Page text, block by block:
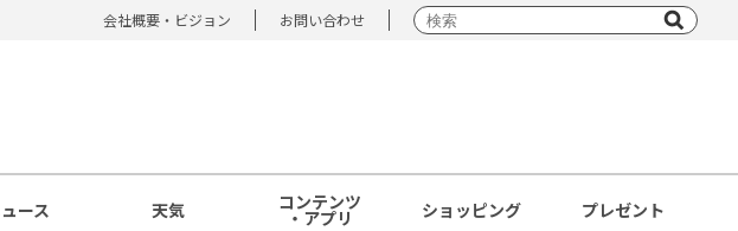
会社概要・ビジョン お問い合わせ
ース 天気 コンテンツ
・アプリ ショッピング プレゼント